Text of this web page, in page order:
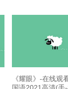
《耀眼》-在线观